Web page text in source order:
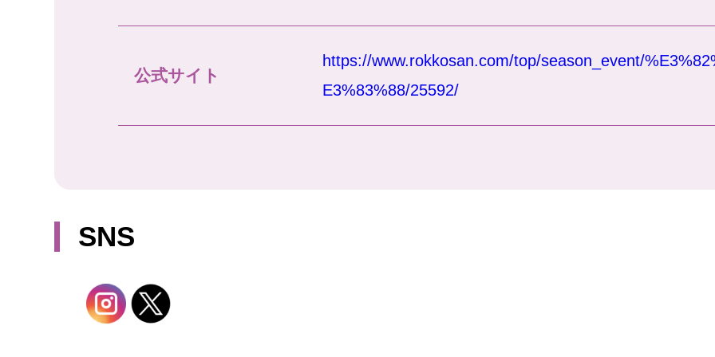
公式サイト
https://www.rokkosan.com/top/season_event/
E3%83%88/25592/
SNS